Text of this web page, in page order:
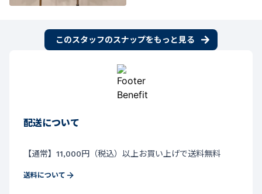
このスタッフのスナップをもっと見る
配送について
【通常】11,000円（税込）以上お買い上げで送料無料
送料について